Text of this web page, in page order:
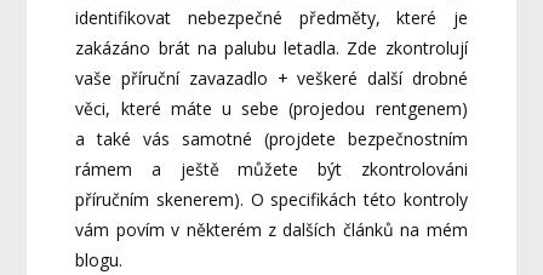
identifikovat nebezpečné předměty, které je
zakázáno brát na palubu letadla. Zde zkontrolují
vaše příruční zavazadlo + veškeré další drobné
věci, které máte u sebe (projedou rentgenem)
a také vás samotné (projdete bezpečnostním
rámem a ještě můžete být zkontrolováni
příručním skenerem). O specifikách této kontroly
vám povím v některém z dalších článků na mém
blogu.